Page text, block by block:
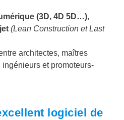
(3D, 4D 5D…),
(Lean Construction et Last
architectes, maîtres
ingénieurs et promoteurs-
logiciel de